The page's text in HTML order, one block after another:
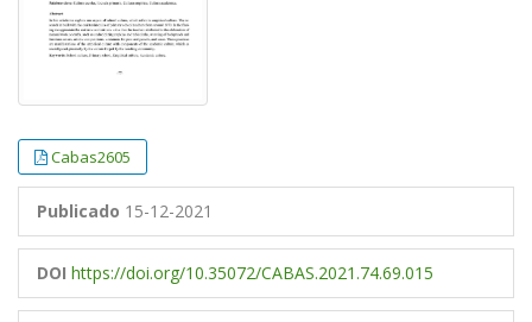
Cabas2605
Publicado 15-12-2021
DOI https://doi.org/10.35072/CABAS.2021.74.69.015